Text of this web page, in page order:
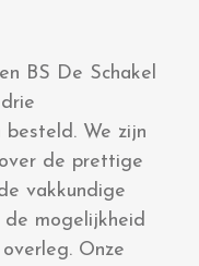
BS De Schakel
besteld. We zijn
de prettige
vakkundige
mogelijkheid
Onze